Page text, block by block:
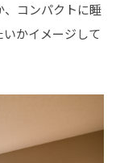
、コンパクトに睡
かイメージして